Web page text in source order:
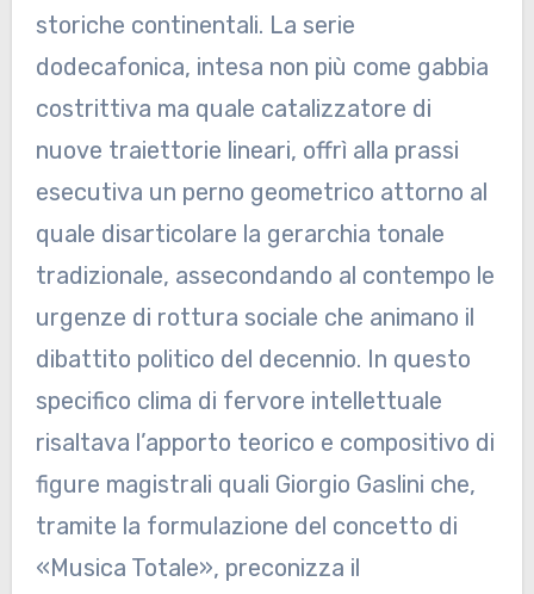
storiche continentali. La serie
dodecafonica, intesa non più come gabbia
costrittiva ma quale catalizzatore di
nuove traiettorie lineari, offrì alla prassi
esecutiva un perno geometrico attorno al
quale disarticolare la gerarchia tonale
tradizionale, assecondando al contempo le
urgenze di rottura sociale che animano il
dibattito politico del decennio. In questo
specifico clima di fervore intellettuale
risaltava l’apporto teorico e compositivo di
figure magistrali quali Giorgio Gaslini che,
tramite la formulazione del concetto di
«Musica Totale», preconizza il